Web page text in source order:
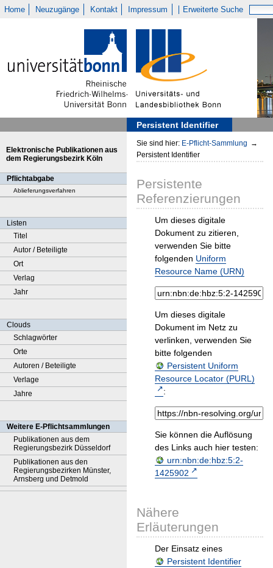
Home Neuzugänge Kontakt Impressum Erweiterte Suche
Persistent Identifier
Elektronische Publikationen aus
dem Regierungsbezirk Köln
Pflichtabgabe
Ablieferungsverfahren
Listen
Titel
Autor / Beteiligte
Ort
Verlag
Jahr
Clouds
Schlagwörter
Orte
Autoren / Beteiligte
Verlage
Jahre
Weitere E-Pflichtsammlungen
Publikationen aus dem
Regierungsbezirk Düsseldorf
Publikationen aus den
Regierungsbezirken Münster,
Arnsberg und Detmold
Sie sind hier: E-Pflicht-Sammlung →
Persistent Identifier
Persistente
Referenzierungen
Um dieses digitale
Dokument zu zitieren,
verwenden Sie bitte
folgenden Uniform
Resource Name (URN)
Um dieses digitale
Dokument im Netz zu
verlinken, verwenden Sie
bitte folgenden
Persistent Uniform
Resource Locator (PURL)
:
Sie können die Auflösung
des Links auch hier testen:
urn:nbn:de:hbz:5:2-
1425902
Nähere
Erläuterungen
Der Einsatz eines
Persistent Identifier